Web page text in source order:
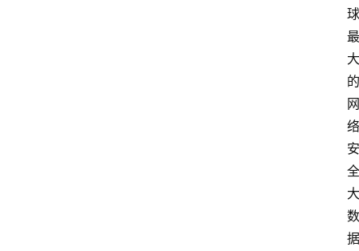
球
最
大
的
网
络
安
全
大
数
据